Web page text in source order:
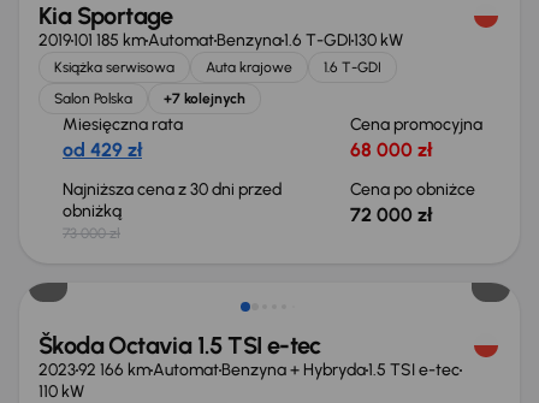
Kia Sportage
2019101 185 kmAutomatBenzyna1.6 T-GDI130 kW
Książka serwisowa Auta krajowe
1.6 T-GDI
Salon Polska
+7 kolejnych
Miesięczna rata
od 429 zł
Cena promocyjna
68 000 zł
Najniższa cena z 30 dni przed
obniżką
73 000 zł
Cena po obniżce
72 000 zł
Škoda Octavia 1.5 TSI e-tec
202392 166 kmAutomatBenzyna + Hybryda1.5 TSI e-tec
110 kW